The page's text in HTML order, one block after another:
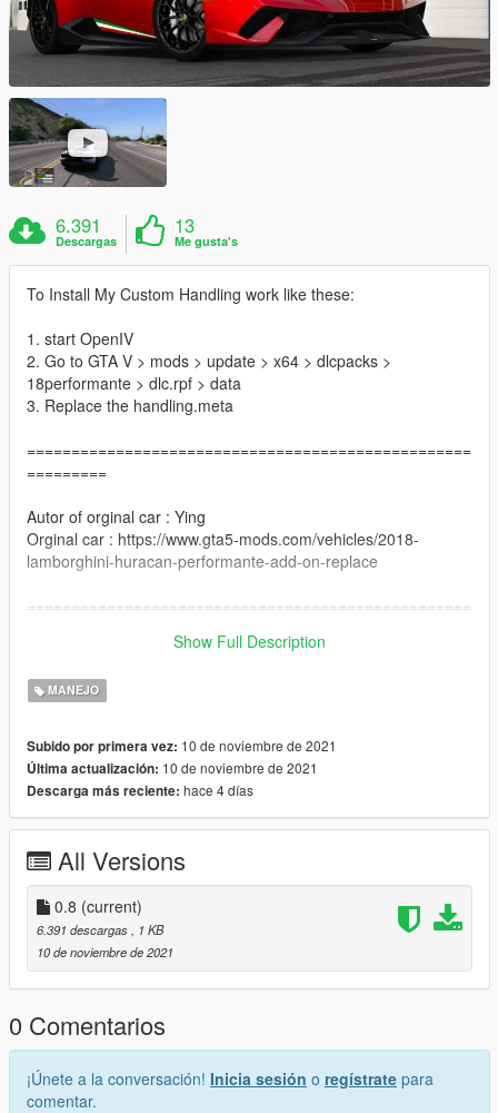
6.391
Descargas
13
Me gusta's
To Install My Custom Handling work like these:
1. start OpenIV
2. Go to GTA V > mods > update > x64 > dlcpacks >
18performante > dlc.rpf > data
3. Replace the handling.meta
==================================================
=========
Autor of orginal car : Ying
Orginal car : https://www.gta5-mods.com/vehicles/2018-
lamborghini-huracan-performante-add-on-replace
==================================================
Thanks for Downloading Hope you Enjoy It :)
Show Full Description
MANEJO
Subido por primera vez: 10 de noviembre de 2021
Última actualización: 10 de noviembre de 2021
Descarga más reciente: hace 4 días
All Versions
0.8 (current)
6.391 descargas
, 1 KB
10 de noviembre de 2021
0 Comentarios
¡Únete a la conversación! Inicia sesión o regístrate para
comentar.